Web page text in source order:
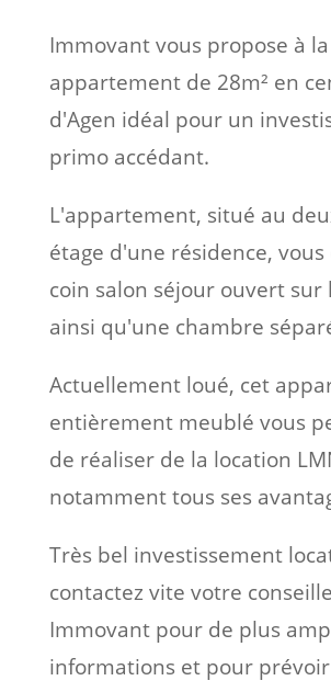
Immovant vous propose à
appartement de 28m² en
d'Agen idéal pour un
primo accédant.
L'appartement, situé au
étage d'une résidence,
coin salon séjour ouvert sur
ainsi qu'une chambre
Actuellement loué, cet
entièrement meublé vous
de réaliser de la location
notamment tous ses
Très bel investissement
contactez vite votre
Immovant pour de plus
informations et pour